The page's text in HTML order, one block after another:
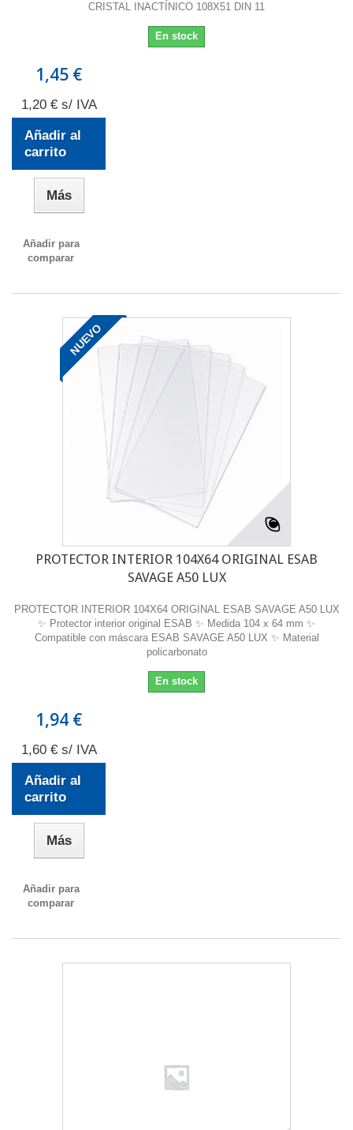
CRISTAL INACTÍNICO 108X51 DIN 11
En stock
1,45 €
1,20 € s/ IVA
Añadir al
carrito
Más
Añadir para
comparar
NUEVO
PROTECTOR INTERIOR 104X64 ORIGINAL ESAB
SAVAGE A50 LUX
PROTECTOR INTERIOR 104X64 ORIGINAL ESAB SAVAGE A50 LUX
✨ Protector interior original ESAB ✨ Medida 104 x 64 mm ✨
Compatible con máscara ESAB SAVAGE A50 LUX ✨ Material
policarbonato
En stock
1,94 €
1,60 € s/ IVA
Añadir al
carrito
Más
Añadir para
comparar